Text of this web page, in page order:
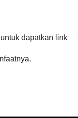
dapatkan link